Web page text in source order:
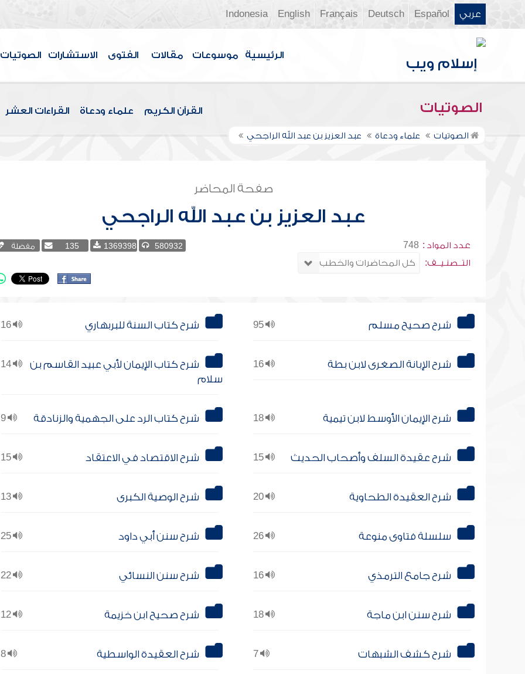
عربي Español
Deutsch
Français
English
Indonesia
الرئيسية موسوعات مقالات الفتوى الاستشارات الصوتيات
الصوتيات القرآن الكريم علماء ودعاة القراءات العشر
الصوتيات علماء ودعاة عبد العزيز بن عبد الله الراجحي
صفحة المحاضر
عبد العزيز بن عبد الله الراجحي
عدد المواد : 748
التــصنـيــف:
580932
1369398
135 مفضلة
95 شرح صحيح مسلم 16 شرح كتاب السنة للبربهاري
16 شرح الإبانة الصغرى لابن بطة 14
شرح كتاب الإيمان لأبي عبيد القاسم بن
سلام
18 شرح الإيمان الأوسط لابن تيمية 9 شرح كتاب الرد على الجهمية والزنادقة
15 شرح عقيدة السلف وأصحاب الحديث 15 شرح الاقتصاد في الاعتقاد
20 شرح العقيدة الطحاوية 13 شرح الوصية الكبرى
26 سلسلة فتاوى منوعة 25 شرح سنن أبي داود
16 شرح جامع الترمذي 22 شرح سنن النسائي
18 شرح سنن ابن ماجة 12 شرح صحيح ابن خزيمة
7 شرح كشف الشبهات 8 شرح العقيدة الواسطية